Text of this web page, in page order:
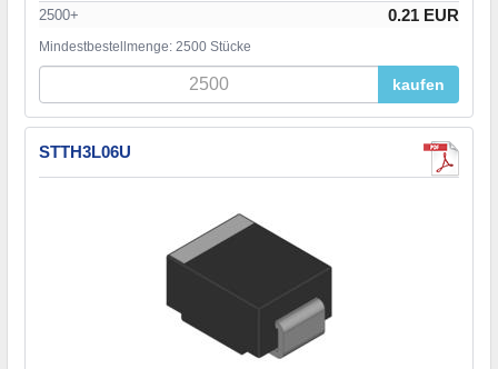
2500+ 0.21 EUR
Mindestbestellmenge: 2500 Stücke
kaufen
STTH3L06U